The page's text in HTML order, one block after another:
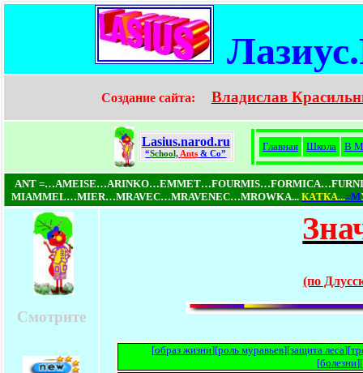
Создание сайта: Владислав
Lasius.narod.ru
“School, Ants & Co”
Главная Школа В
ANT
MIAMMEL…MIER…MRAVEC…MRAVENEC…MROWKA... КAТКA...=М
Смотрите
(по
[образ жизни][роль муравьев][защита леса][
[болезни][